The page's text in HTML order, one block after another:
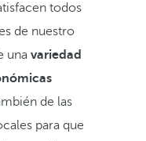
todos
de nuestro
unavariedad
de las
para que